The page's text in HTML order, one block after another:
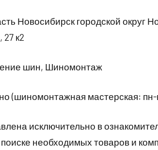
Новосибирск городской округ
к2
шин, Шиномонтаж
(шиномонтажная мастерская: пн-
исключительно в
необходимых товаров и